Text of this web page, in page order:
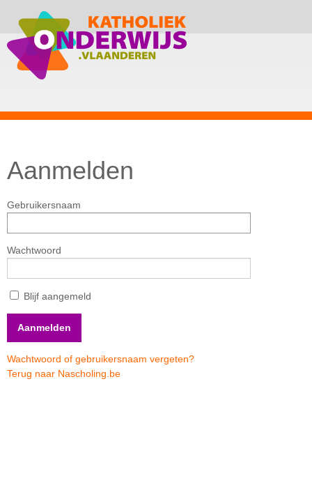
Aanmelden
Gebruikersnaam
Wachtwoord
Blijf aangemeld
Wachtwoord of gebruikersnaam vergeten?
Terug naar Nascholing.be